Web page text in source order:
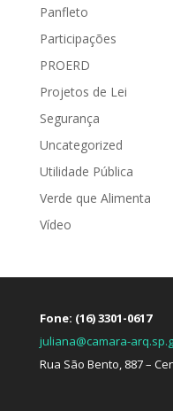
Panfleto
Participações
PROERD
Projetos de Lei
Segurança
Uncategorized
Utilidade Pública
Verde que Alimenta
Vídeo
Fone: (16) 3301-0617
juliana@camara-
Rua São Bento, 887 –